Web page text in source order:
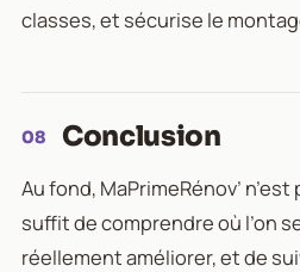
classes, et sécurise le
08 Conclusion
Au fond, MaPrimeRénov’
suffit de comprendre où l’on
réellement améliorer, et de